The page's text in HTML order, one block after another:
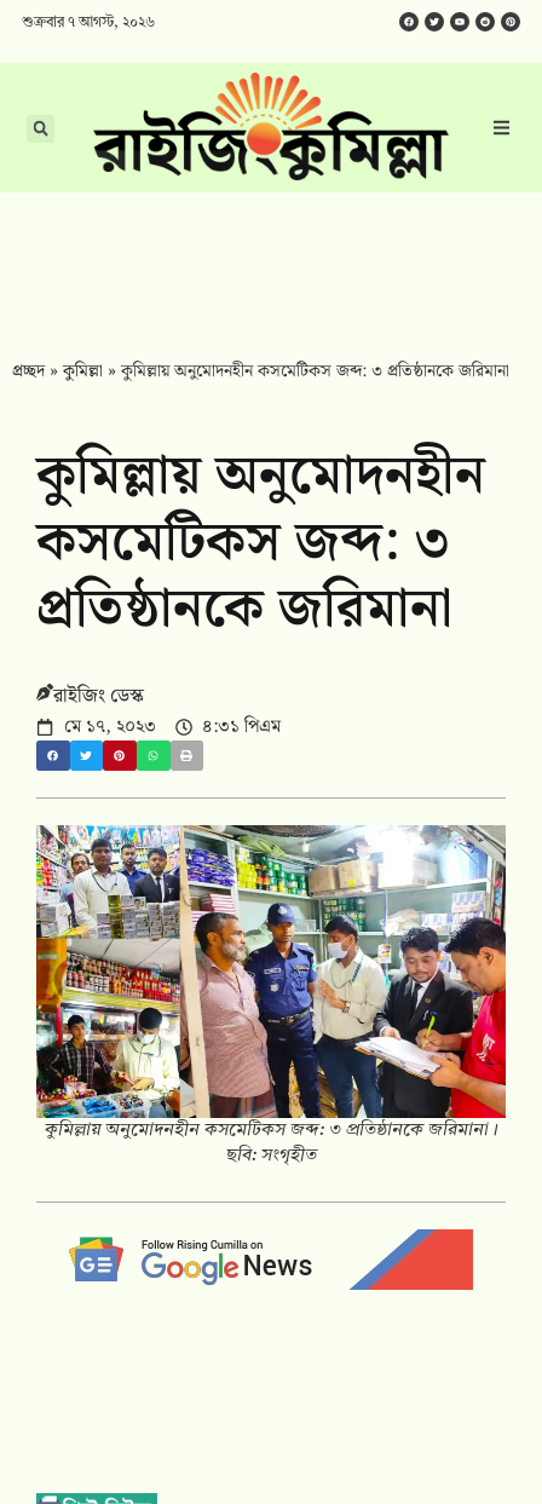
শুক্রবার ৭ আগস্ট, ২০২৬
প্রচ্ছদ»কুমিল্লা »কুমিল্লায় অনুমোদনহীন কসমেটিকস জব্দ: ৩ প্রতিষ্ঠানকে জ‌রিমানা
কুমিল্লায় অনুমোদনহীন
কসমেটিকস জব্দ: ৩
প্রতিষ্ঠানকে জ‌রিমানা
রাইজিং ডেস্ক
মে ১৭, ২০২৩ ৪:৩১ পিএম
কুমিল্লায় অনুমোদনহীন কসমেটিকস জব্দ: ৩ প্রতিষ্ঠানকে জ‌রিমানা।
ছবি: সংগৃহীত